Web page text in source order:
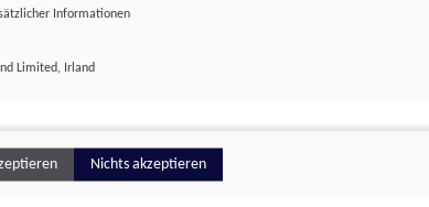
Informationen
Limited, Irland
Nichts akzeptieren